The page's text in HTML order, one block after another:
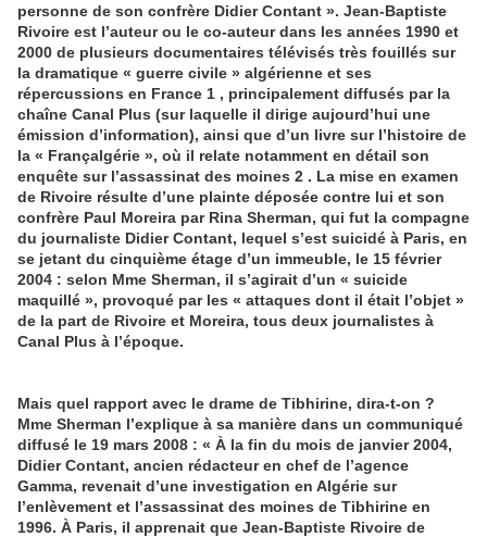
personne de son confrère Didier Contant ». Jean-Baptiste
Rivoire est l’auteur ou le co-auteur dans les années 1990 et
2000 de plusieurs documentaires télévisés très fouillés sur
la dramatique « guerre civile » algérienne et ses
répercussions en France 1 , principalement diffusés par la
chaîne Canal Plus (sur laquelle il dirige aujourd’hui une
émission d’information), ainsi que d’un livre sur l’histoire de
la « Françalgérie », où il relate notamment en détail son
enquête sur l’assassinat des moines 2 . La mise en examen
de Rivoire résulte d’une plainte déposée contre lui et son
confrère Paul Moreira par Rina Sherman, qui fut la compagne
du journaliste Didier Contant, lequel s’est suicidé à Paris, en
se jetant du cinquième étage d’un immeuble, le 15 février
2004 : selon Mme Sherman, il s’agirait d’un « suicide
maquillé », provoqué par les « attaques dont il était l’objet »
de la part de Rivoire et Moreira, tous deux journalistes à
Canal Plus à l’époque.
Mais quel rapport avec le drame de Tibhirine, dira-t-on ?
Mme Sherman l’explique à sa manière dans un communiqué
diffusé le 19 mars 2008 : « À la fin du mois de janvier 2004,
Didier Contant, ancien rédacteur en chef de l’agence
Gamma, revenait d’une investigation en Algérie sur
l’enlèvement et l’assassinat des moines de Tibhirine en
1996. À Paris, il apprenait que Jean-Baptiste Rivoire de